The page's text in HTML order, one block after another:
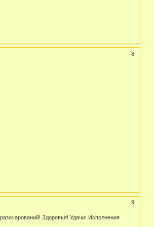
8
9
Здоровья! Удачи! Исполнения